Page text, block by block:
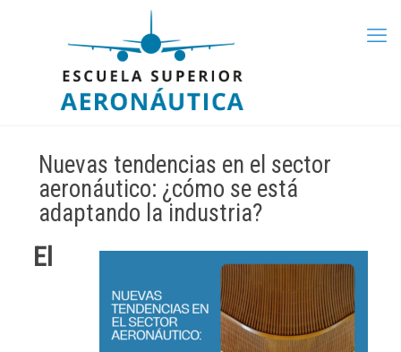
Nuevas tendencias en el sector
aeronáutico: ¿cómo se está
adaptando la industria?
El